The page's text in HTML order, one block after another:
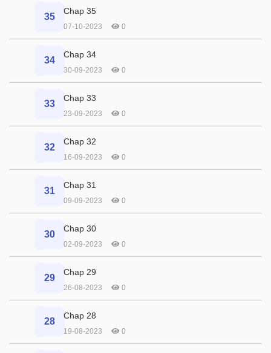
35
Chap 35
07-10-2023 0
34
Chap 34
30-09-2023 0
33
Chap 33
23-09-2023 0
32
Chap 32
16-09-2023 0
31
Chap 31
09-09-2023 0
30
Chap 30
02-09-2023 0
29
Chap 29
26-08-2023 0
28
Chap 28
19-08-2023 0